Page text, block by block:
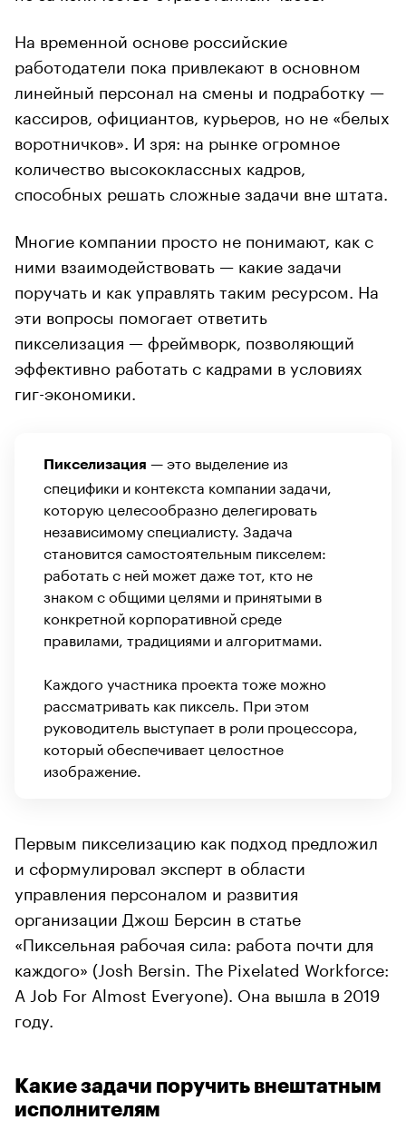
На временной основе российские
работодатели пока привлекают в основном
линейный персонал на смены и подработку —
кассиров, официантов, курьеров, но не «белых
воротничков». И зря: на рынке огромное
количество высококлассных кадров,
способных решать сложные задачи вне штата.
Многие компании просто не понимают, как с
ними взаимодействовать — какие задачи
поручать и как управлять таким ресурсом. На
эти вопросы помогает ответить
пикселизация — фреймворк, позволяющий
эффективно работать с кадрами в условиях
гиг-экономики.
Пикселизация — это выделение из
специфики и контекста компании задачи,
которую целесообразно делегировать
независимому специалисту. Задача
становится самостоятельным пикселем:
работать с ней может даже тот, кто не
знаком с общими целями и принятыми в
конкретной корпоративной среде
правилами, традициями и алгоритмами.
Каждого участника проекта тоже можно
рассматривать как пиксель. При этом
руководитель выступает в роли процессора,
который обеспечивает целостное
изображение.
Первым пикселизацию как подход предложил
и сформулировал эксперт в области
управления персоналом и развития
организации Джош Берсин в статье
«Пиксельная рабочая сила: работа почти для
каждого» (Josh Bersin. The Pixelated Workforce:
A Job For Almost Everyone). Она вышла в 2019
году.
Какие задачи поручить внештатным
исполнителям